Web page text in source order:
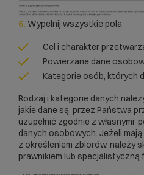
6. Wypełnij wszystkie pola
Cel i charakter
Powierzane dane
Kategorie osób, których
Rodzaj i kategorie danych
jakie dane są przez Państwa
uzupełnić zgodnie z własnymi
danych osobowych. Jeżeli
z określeniem zbiorów, należy
prawnikiem lub specjalistyczną